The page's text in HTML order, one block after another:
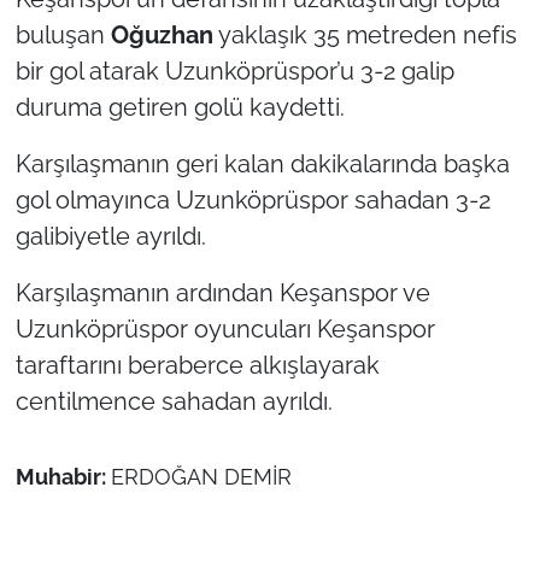
buluşan Oğuzhan yaklaşık 35 metreden nefis
bir gol atarak Uzunköprüspor’u 3-2 galip
duruma getiren golü kaydetti.
Karşılaşmanın geri kalan dakikalarında başka
gol olmayınca Uzunköprüspor sahadan 3-2
galibiyetle ayrıldı.
Karşılaşmanın ardından Keşanspor ve
Uzunköprüspor oyuncuları Keşanspor
taraftarını beraberce alkışlayarak
centilmence sahadan ayrıldı.
Muhabir: ERDOĞAN DEMİR